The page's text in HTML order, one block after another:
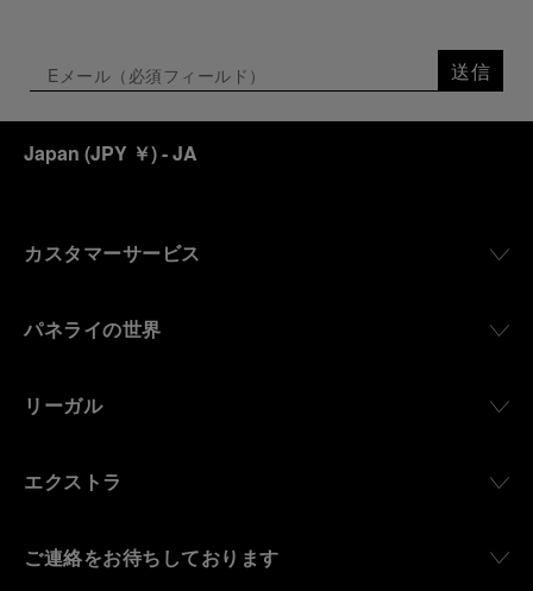
送信
Japan (JPY ￥)- JA
カスタマーサービス
パネライの世界
リーガル
エクストラ
ご連絡をお待ちしております